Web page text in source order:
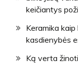
keičiantys
Keramika
kasdienybės
Ką verta